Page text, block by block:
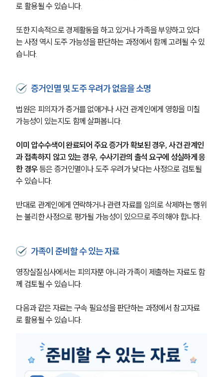
로 활용될 수 있습니다.
또한 지속적으로 경제활동을 하고 있거나 가족을 부양하고 있다
는 사정 역시 도주 가능성을 판단하는 과정에서 함께 고려될 수 있
습니다.
증거인멸 및 도주 우려가 없음을 소명
법원은 피의자가 증거를 없애거나 사건 관계인에게 영향을 미칠
가능성이 있는지도 함께 살펴봅니다.
이미 압수수색이 완료되어 주요 증거가 확보된 경우, 사건 관계인
과 접촉하지 않고 있는 경우, 수사기관의 출석 요구에 성실하게 응
한 경우 등은 증거인멸이나 도주 우려가 낮다는 사정으로 검토될
수 있습니다.
반대로 관계인에게 연락하거나 관련 자료를 임의로 삭제하는 행위
는 불리한 사정으로 평가될 가능성이 있으므로 주의해야 합니다.
가족이 준비할 수 있는 자료
영장실질심사에서는 피의자뿐 아니라 가족이 제출하는 자료도 함
께 검토될 수 있습니다.
다음과 같은 자료는 구속 필요성을 판단하는 과정에서 참고자료
로 활용될 수 있습니다.